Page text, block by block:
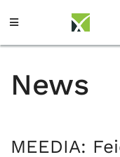
News
MEEDIA: